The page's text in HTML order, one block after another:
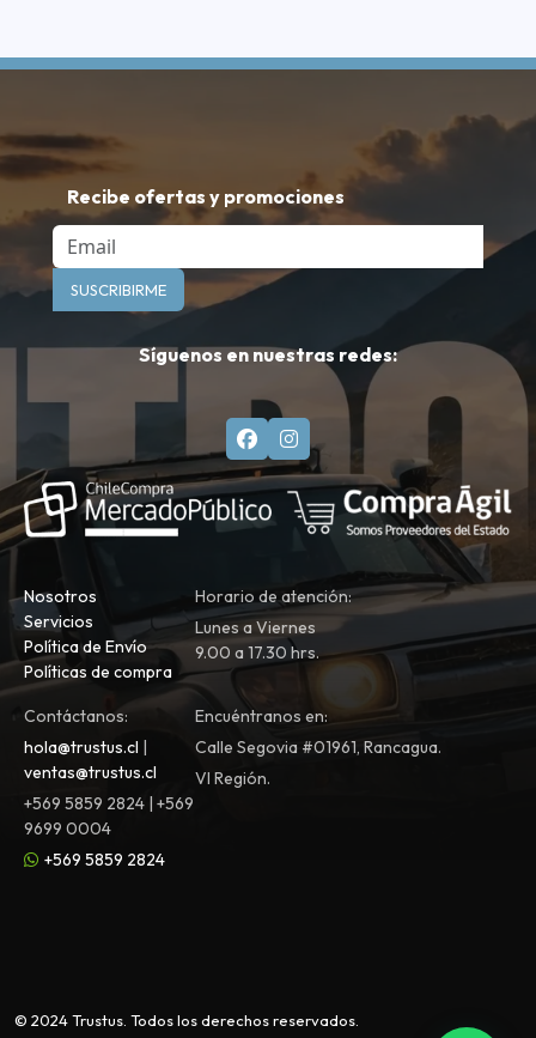
Recibe ofertas y promociones
Email
SUSCRIBIRME
Síguenos en nuestras redes:
Nosotros
Servicios
Política de Envío
Políticas de compra
Horario de atención:
Lunes a Viernes
9.00 a 17.30 hrs.
Contáctanos:
hola@trustus.cl |
ventas@trustus.cl
+569 5859 2824 | +569
9699 0004
+569 5859 2824
Encuéntranos en:
Calle Segovia #01961, Rancagua.
VI Región.
© 2024 Trustus. Todos los derechos reservados.